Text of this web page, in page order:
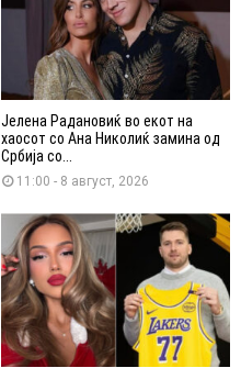
Јелена Радановиќ во екот на
хаосот со Ана Николиќ замина од
Србија со...
11:00 - 8 август, 2026